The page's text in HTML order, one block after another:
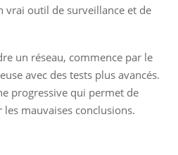
vrai outil de surveillance et de
un réseau, commence par le
avec des tests plus avancés.
progressive qui permet de
les mauvaises conclusions.